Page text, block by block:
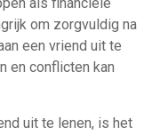
om zorgvuldig na
een vriend uit te
en conflicten kan
uit te lenen, is het